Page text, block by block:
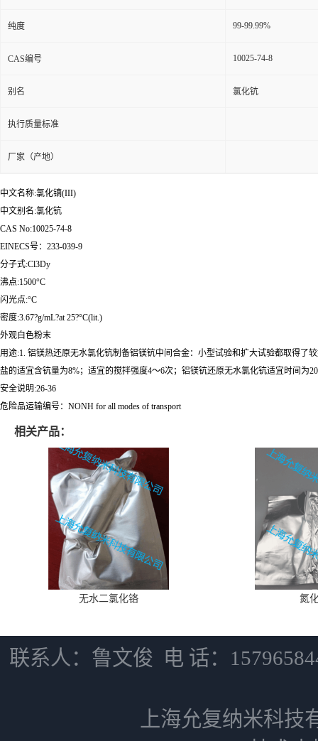
纯度 99-99.99%
CAS编号 10025-74-8
别名 氯化钪
执行质量标准
厂家（产地）
中文名称:氯化镝(III)
中文别名:氯化钪
CAS No:10025-74-8
EINECS号：233-039-9
分子式:Cl3Dy
沸点:1500°C
闪光点:°C
密度:3.67?g/mL?at 25?°C(lit.)
外观白色粉末
用途:1. 铝镁热还原无水氯化钪制备铝镁钪中间合金：小型试验和扩大试验都取得了
盐的适宜含钪量为8%；适宜的搅拌强度4～6次；铝镁钪还原无水氯化钪适宜时间为
安全说明:26-36
危险品运输编号：NONH for all modes of transport
相关产品：
无水二氯化铬 氮
联系人：鲁文俊 电 话：
上海允复纳米科技